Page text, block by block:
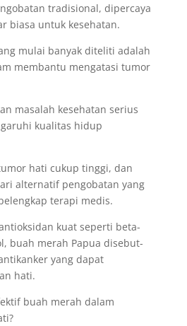
tradisional, dipercaya
biasa untuk kesehatan.
mulai banyak diteliti adalah
membantu mengatasi tumor
masalah kesehatan serius
kualitas hidup
hati cukup tinggi, dan
alternatif pengobatan yang
terapi medis.
kuat seperti beta-
buah merah Papua disebut-
yang dapat
hati.
buah merah dalam